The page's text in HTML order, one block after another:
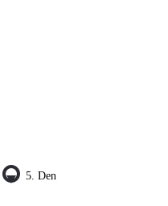
5. Den